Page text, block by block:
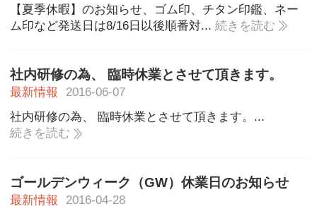
【夏季休暇】のお知らせ、ゴム印、チタン印鑑、ネー
ム印など発送日は8/16日以後順番対...続きを読む
社内研修の為、 臨時休業とさせて頂きます。
最新情報
2016-06-07
社内研修の為、 臨時休業とさせて頂きます。...
続きを読む
ゴールデンウィーク（GW）休業日のお知らせ
最新情報
2016-04-28